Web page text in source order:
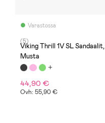
Varastossa
(5)
Viking Thrill 1V SL Sandaalit,
Musta
44,90 €
Ovh: 55,90 €